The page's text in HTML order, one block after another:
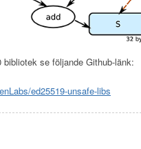
se följande Github-länk:
ed25519-unsafe-libs